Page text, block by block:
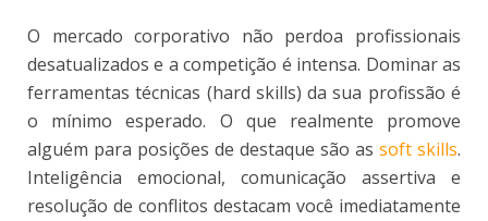
O mercado corporativo não perdoa profissionais
desatualizados e a competição é intensa. Dominar as
ferramentas técnicas (hard skills) da sua profissão é
o mínimo esperado. O que realmente promove
alguém para posições de destaque são as soft skills.
Inteligência emocional, comunicação assertiva e
resolução de conflitos destacam você imediatamente